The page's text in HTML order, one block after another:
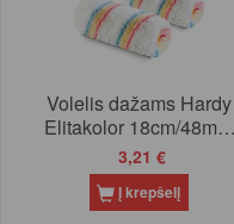
Volelis dažams Hardy
Elitakolor 18cm/48mm
(0110-224818)
3,21 €
Į krepšelį